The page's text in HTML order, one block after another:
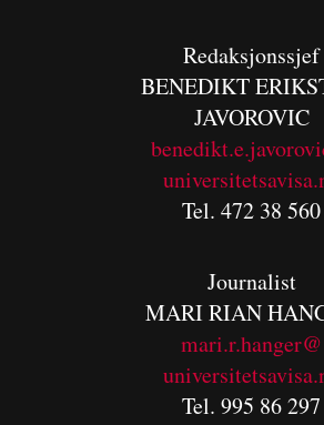
Redaksjonssjef
BENEDIKT
JAVOROVIC
Tel. 472 38 560
Journalist
MARI RIAN
mari.r.hanger@
Tel. 995 86 297